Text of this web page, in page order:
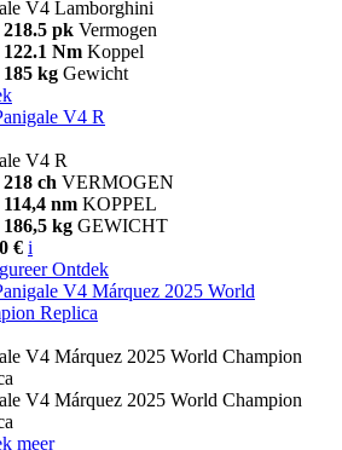
V4 Lamborghini
218.5 pk Vermogen
122.1 Nm Koppel
185 kg Gewicht
V4 R
V4 R
218 ch VERMOGEN
114,4 nm KOPPEL
186,5 kg GEWICHT
€ i
Ontdek
V4 Márquez 2025 World
Replica
V4 Márquez 2025 World Champion
V4 Márquez 2025 World Champion
meer